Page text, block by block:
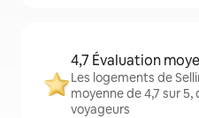
4,7 Évaluation
Les logements de
moyenne de 4,7 sur
voyageurs